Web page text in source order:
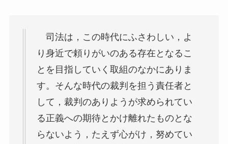
司法は，この時代にふさわしい，よ
り身近で頼りがいのある存在となるこ
とを目指していく取組のなかにありま
す。そんな時代の裁判を担う責任者と
して，裁判のありようが求められてい
る正義への期待とかけ離れたものとな
らないよう，たえず心がけ，努めてい